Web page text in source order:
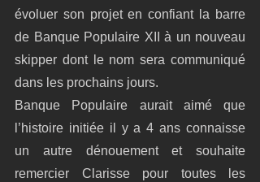
évoluer son projet en confiant la barre
de Banque Populaire XII à un nouveau
skipper dont le nom sera communiqué
dans les prochains jours.
Banque Populaire aurait aimé que
l’histoire initiée il y a 4 ans connaisse
un autre dénouement et souhaite
remercier Clarisse pour toutes les